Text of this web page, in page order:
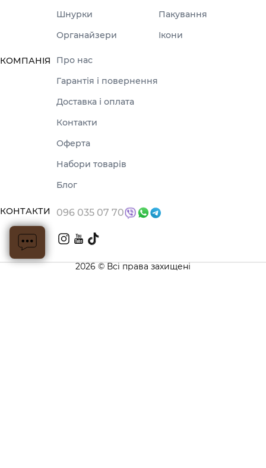
Шнурки
Пакування
Органайзери
Ікони
КОМПАНІЯ
Про нас
Гарантія і повернення
Доставка і оплата
Контакти
Оферта
Набори товарів
Блог
КОНТАКТИ 096 035 07 70
2026 © Всі права захищені